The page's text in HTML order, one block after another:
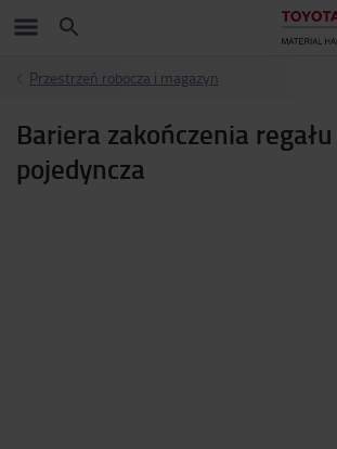
Przestrzeń robocza i magazyn
Bariera zakończenia
pojedyncza